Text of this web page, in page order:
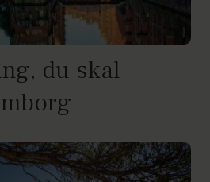
du skal